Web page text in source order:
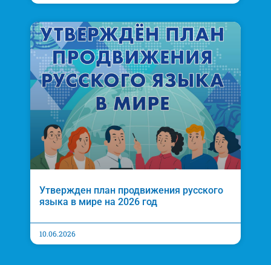
Утвержден план продвижения русского
языка в мире на 2026 год
10.06.2026